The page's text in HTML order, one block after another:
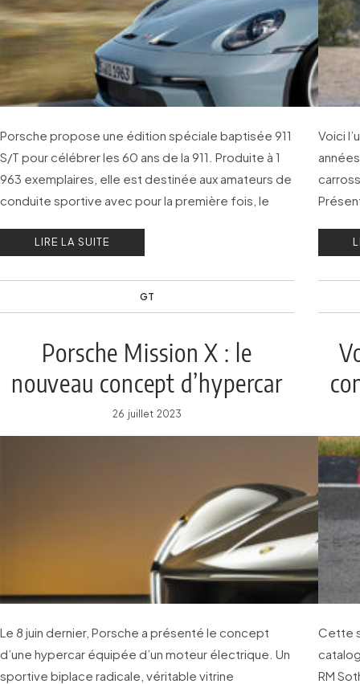
Porsche propose une édition spéciale baptisée 911
S/T pour célébrer les 60 ans de la 911. Produite à 1
963 exemplaires, elle est destinée aux amateurs de
conduite sportive avec pour la première fois, le
une boîte manuelle.
LIRE LA SUITE
GT
Voici
Porsche Mission X : le
nouveau concept d’hypercar
de Porsche
26 juillet 2023
Le 8 juin dernier, Porsche a présenté le concept
d’une hypercar équipée d’un moteur électrique. Un
sportive biplace radicale, véritable vitrine
Cette
RM